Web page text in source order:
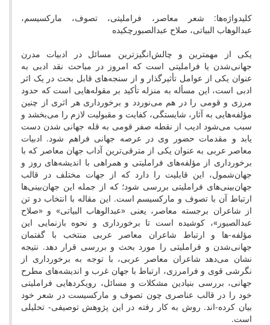
کلیدواژه‌ها: شعر معاصر، فراملیتی، تصوف، مارکسیسم،
عبدالوهاب البیاتی، صلاح عبدالصبورچکیده
یکی از مهمترین و چالش‌انگیزترین مسائل در ادبیات مدرن
جهانی‌شدن یا فراملیتی است که امروز در مباحث نقد ادبی به
عنوان یکی از عوامل تأثیرگذار و از سنجه‌های قابل بحث در یک اثر
ادبی است، این مسأله به منزله تأکید بر مقوله‌هایی است که حدود
مرزی و قومی را در هم می‌نوردد و برخورداری هر اثری از چنین
مؤلفه‌هایی به آثار، شایستگی، کفایت و مقبولیت لازم را می‌بخشد و
سبب می‌شود ادیب از نقطه صفر قومی به قله جهانی شدن دست
یابد و مقدمات حضور وی در عرصه جهانی فراهم شود. ادبیات
معاصر عربی به عنوان یکی از مترقی‌ترین آداب جهان معاصر که با
برخورداری از مؤلفه‌های فراملیتی و همراهی با اندیشه‌های روز و
جهان‌شمول، این قابلیت را دارد که از جهات مختلف در قالب
جهان‌بینی‌های فراملیتی بررسی شود؛ که از جمله این جهان‌بینی‌ها
ارتباط آن با تصوف و مارکسیسم است. این مقاله با انتخاب دو تن
از شاعران برجسته معاصر، یعنی «عبدالوهاب البیاتی» و «صلاح
عبدالصبور»، کوشیده است تا برخورداری و نحوه بازنمایی این
مؤلفه-ها و ارتباط شاعران معاصر عربی منتخب با گفتمان
جهانی‌شدن و فراملیتی را مورد بحث و بررسی قرار دهد. نتیجه
نشان می‌دهد شاعران معاصر عربی، با توجه به برخورداری از
نگرشی قوی و فرامرزی، ارتباط با جهان غرب و اندیشه‌های مطرح
جهانی، بررسی بنیادین مشکلات و مسائل، رویکردهایی فراملیتی
خود را در قالب عناصری چون تصوف و مارکسیست در شعر خود
بیان کرده-اند. روش به کار رفته در این پژوهش توصیفی- تحلیلی
است.